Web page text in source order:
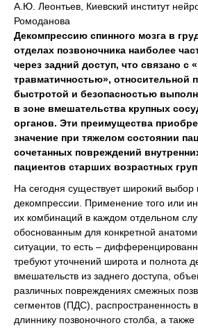
А.Ю. Леонтьев, Киевский институт
Ромоданова
Декомпрессию спинного мозга в
отделах позвоночника наиболее
через задний доступ, что связано с
травматичностью», относительной
быстротой и безопасностью
в зоне вмешательства крупных
органов. Эти преимущества
значение при тяжелом состоянии
сочетанных повреждений
пациентов старших возрастных
На сегодня существует широкий выбор
декомпрессии. Применение того или
их комбинаций в каждом отдельном
обоснованным для конкретной
ситуации, то есть –
требуют уточнений широта и полнота
вмешательств из заднего доступа,
различных повреждениях смежных
сегментов (ПДС), распространенность
длиннику позвоночного столба, а